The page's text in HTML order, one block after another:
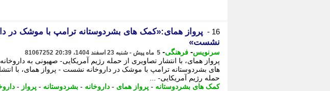
16 -
پرواز همای:«کمک های بشردوستانه ترامپ با موشک در
نشست»
سرنویس- فرهنگی- 5 ماه پیش - شنبه 23 اسفند 1404، 20:39 81067252
پرواز همای، با انتشار تصاویری از حمله رژیم آمریکایی- صهیونی به
های بشردوستانه ترامپ با موشک در داروخانه نشست - پرواز همای، با
حمله رژیم آمریکایی- ...
کمک های بشردوستانه - پرواز همای - داروخانه - بشردوستانه - پرواز -